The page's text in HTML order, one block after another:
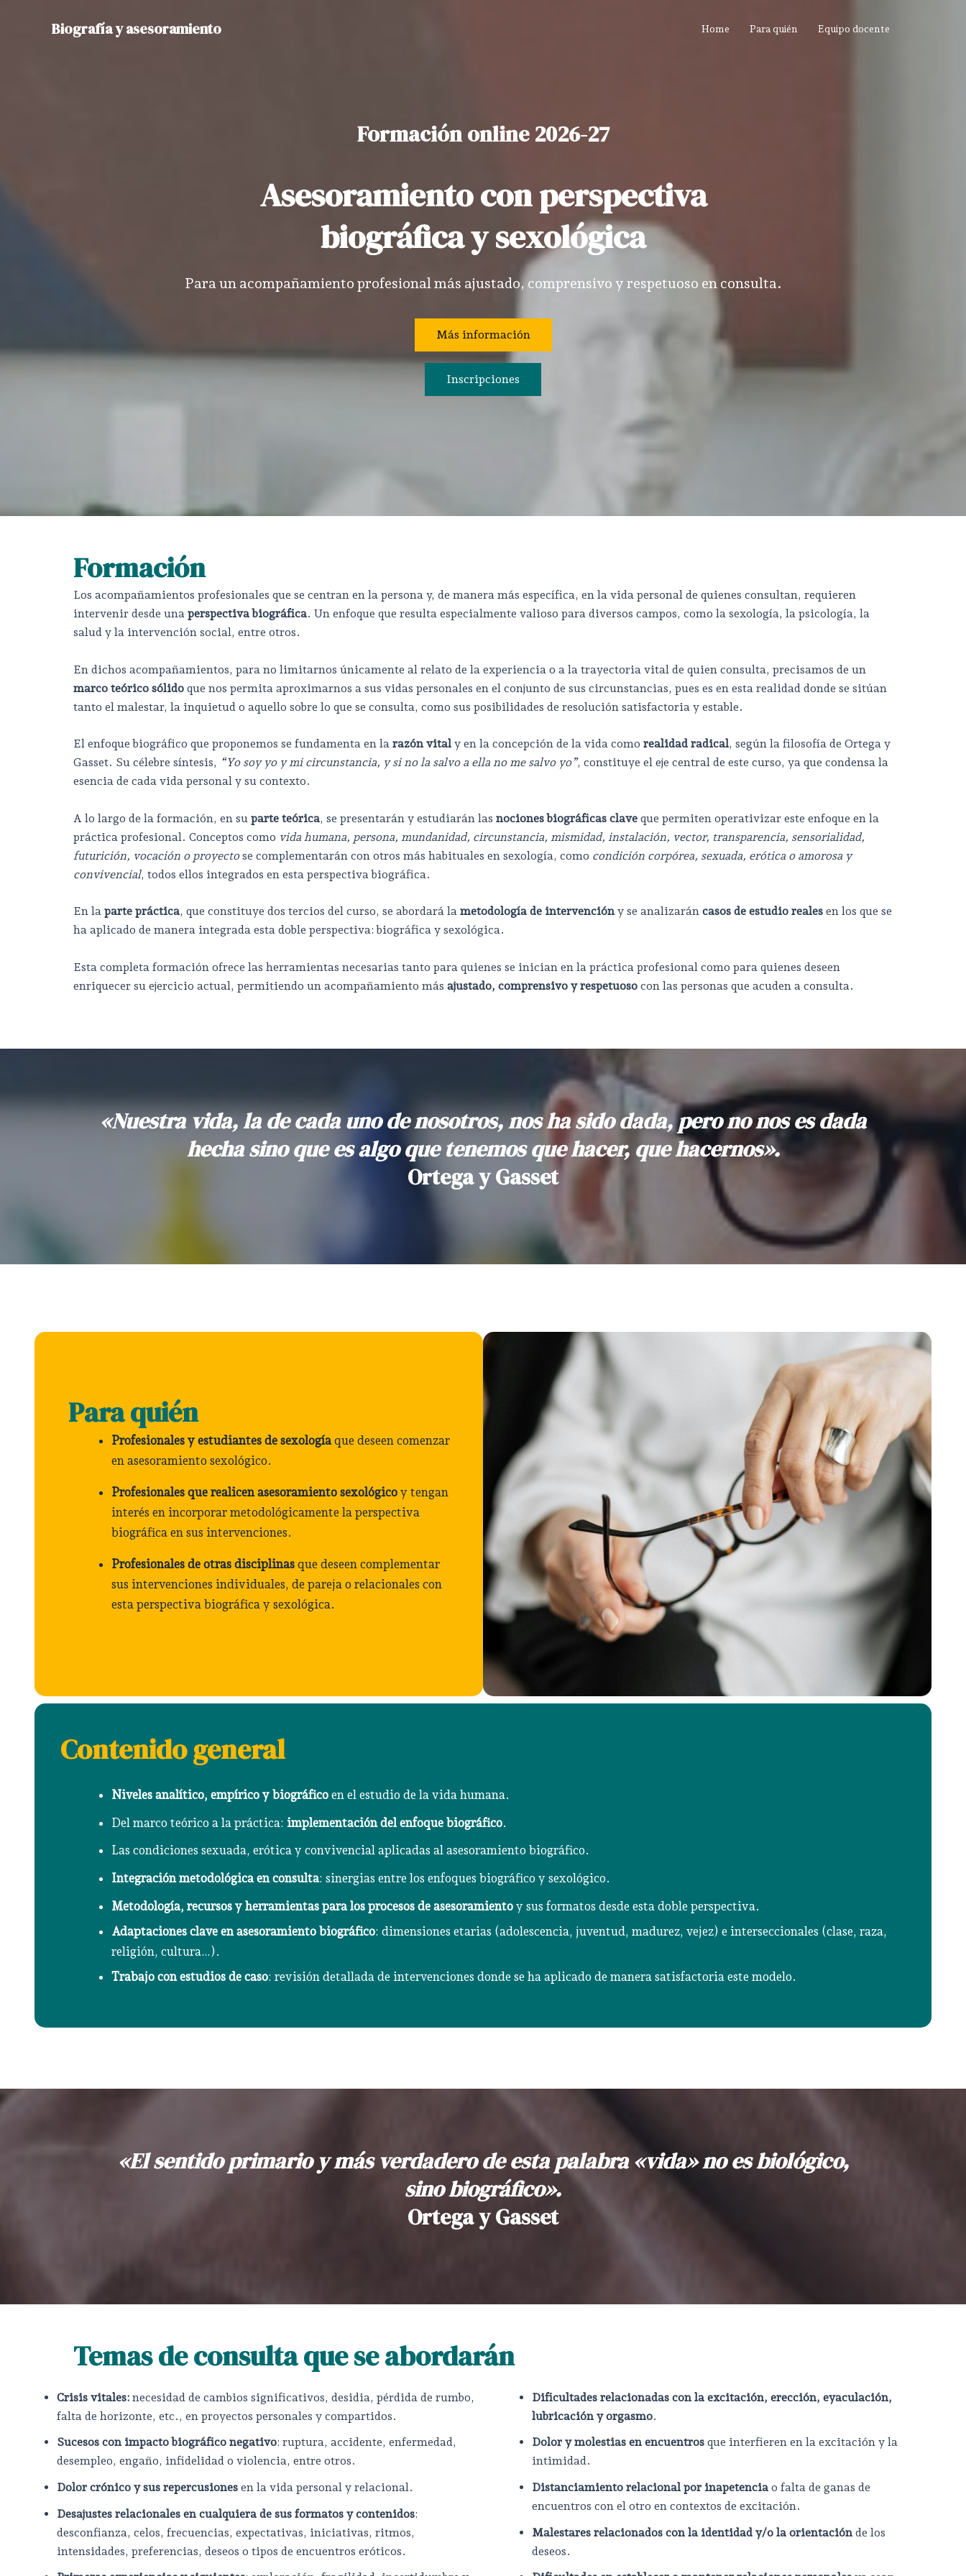
Biografía y asesoramiento Home Para quién Equipo docente
Formación online 2026-27
Asesoramiento con perspectiva
biográfica y sexológica
Para un acompañamiento profesional más ajustado, comprensivo y respetuoso en consulta.
Más información
Inscripciones
Formación
Los acompañamientos profesionales que se centran en la persona y, de manera más específica, en la vida personal de quienes consultan, requieren
intervenir desde unaperspectiva biográfica. Un enfoque que resulta especialmente valioso para diversos campos, como la sexología, la psicología, la
salud y la intervención social, entre otros.
En dichos acompañamientos, para no limitarnos únicamente al relato de la experiencia o a la trayectoria vital de quien consulta, precisamos de un
marco teórico sólido que nos permita aproximarnos a sus vidas personales en el conjunto de sus circunstancias, pues es en esta realidad donde se sitúan
tanto el malestar, la inquietud o aquello sobre lo que se consulta, como sus posibilidades de resolución satisfactoria y estable.
El enfoque biográfico que proponemos se fundamenta en larazón vital y en la concepción de la vida comorealidad radical, según la filosofía de Ortega y
Gasset. Su célebre síntesis, “Yo soy yo y mi circunstancia, y si no la salvo a ella no me salvo yo”, constituye el eje central de este curso, ya que condensa la
esencia de cada vida personal y su contexto.
A lo largo de la formación, en suparte teórica, se presentarán y estudiarán lasnociones biográficas clave que permiten operativizar este enfoque en la
práctica profesional. Conceptos como vida humana, persona, mundanidad, circunstancia, mismidad, instalación, vector, transparencia, sensorialidad,
futurición, vocación o proyectose complementarán con otros más habituales en sexología, como condición corpórea, sexuada, erótica o amorosa y
convivencial, todos ellos integrados en esta perspectiva biográfica.
En laparte práctica, que constituye dos tercios del curso, se abordará lametodología de intervención y se analizaráncasos de estudio reales en los que se
ha aplicado de manera integrada esta doble perspectiva: biográfica y sexológica.
Esta completa formación ofrece las herramientas necesarias tanto para quienes se inician en la práctica profesional como para quienes deseen
enriquecer su ejercicio actual, permitiendo un acompañamiento másajustado, comprensivo y respetuoso con las personas que acuden a consulta.
«Nuestra vida, la de cada uno de nosotros, nos ha sido dada, pero no nos es dada
hecha sino que es algo que tenemos que hacer, que hacernos».
Ortega y Gasset
Para quién
Profesionales y estudiantes de sexologíaque deseen comenzar
en asesoramiento sexológico.
Profesionales que realicen asesoramiento sexológico y tengan
interés en incorporar metodológicamente la perspectiva
biográfica en sus intervenciones.
Profesionales de otras disciplinas que deseen complementar
sus intervenciones individuales, de pareja o relacionales con
esta perspectiva biográfica y sexológica.
Contenido general
Niveles analítico, empírico y biográfico en el estudio de la vida humana.
Del marco teórico a la práctica: implementación del enfoque biográfico.
Las condiciones sexuada, erótica y convivencial aplicadas al asesoramiento biográfico.
Integración metodológica en consulta: sinergias entre los enfoques biográfico y sexológico.
Metodología, recursos y herramientas para los procesos de asesoramiento y sus formatos desde esta doble perspectiva.
Adaptaciones clave en asesoramiento biográfico: dimensiones etarias (adolescencia, juventud, madurez, vejez) e interseccionales (clase, raza,
religión, cultura…).
Trabajo con estudios de caso: revisión detallada de intervenciones donde se ha aplicado de manera satisfactoria este modelo.
«El sentido primario y más verdadero de esta palabra «vida» no es biológico,
sino biográfico».
Ortega y Gasset
Temas de consulta que se abordarán
Crisis vitales:necesidad de cambios significativos, desidia, pérdida de rumbo,
falta de horizonte, etc., en proyectos personales y compartidos.
Sucesos con impacto biográfico negativo: ruptura, accidente, enfermedad,
desempleo, engaño, infidelidad o violencia, entre otros.
Dolor crónico y sus repercusionesen la vida personal y relacional.
Desajustes relacionales en cualquiera de sus formatos y contenidos:
desconfianza, celos, frecuencias, expectativas, iniciativas, ritmos,
intensidades, preferencias, deseos o tipos de encuentros eróticos.
Dificultades relacionadas con la excitación, erección, eyaculación,
lubricación y orgasmo.
Dolor y molestias en encuentros que interfieren en la excitación y la
intimidad.
Distanciamiento relacional por inapetencia o falta de ganas de
encuentros con el otro en contextos de excitación.
Malestares relacionados con la identidad y/o la orientación de los
deseos.